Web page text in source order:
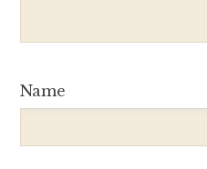
Name